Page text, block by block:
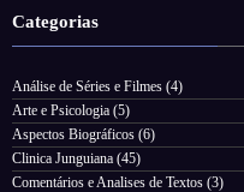
Categorias
Análise de Séries e Filmes (4)
Arte e Psicologia (5)
Aspectos Biográficos (6)
Clinica Junguiana (45)
Comentários e Analises de Textos (3)